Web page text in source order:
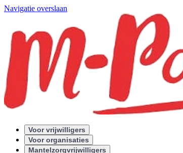
Navigatie overslaan
Voor vrijwilligers
Voor organisaties
Mantelzorgvrijwilligers